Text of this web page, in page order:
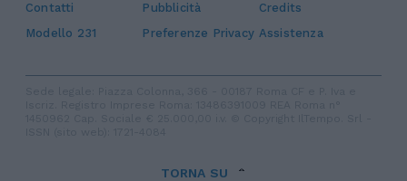
Contatti Pubblicità
Credits
Modello 231
Preferenze Privacy Assistenza
TORNA SU